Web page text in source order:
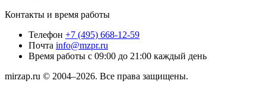
Контакты и время работы
Телефон +7 (495) 668-12-59
Почта info@mzpr.ru
Время работы с 09:00 до 21:00 каждый день
mirzap.ru © 2004–2026. Все права защищены.